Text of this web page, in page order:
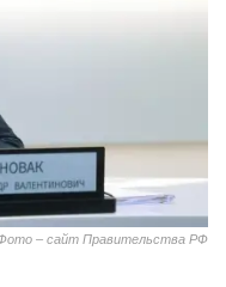
– сайт Правительства РФ